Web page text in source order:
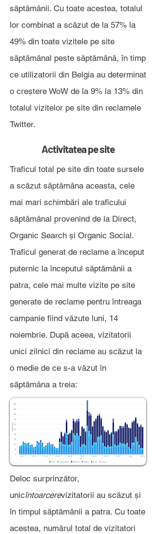
săptămânii. Cu toate acestea, totalul
lor combinat a scăzut de la 57% la
49% din toate vizitele pe site
săptămânal peste săptămână, în timp
ce utilizatorii din Belgia au determinat
o creștere WoW de la 9% la 13% din
totalul vizitelor pe site din reclamele
Twitter.
Activitatea pe site
Traficul total pe site din toate sursele
a scăzut săptămâna aceasta, cele
mai mari schimbări ale traficului
săptămânal provenind de la Direct,
Organic Search și Organic Social.
Traficul generat de reclame a început
puternic la începutul săptămânii a
patra, cele mai multe vizite pe site
generate de reclame pentru întreaga
campanie fiind văzute luni, 14
noiembrie. După aceea, vizitatorii
unici zilnici din reclame au scăzut la
o medie de ce s-a văzut în
săptămâna a treia:
Deloc surprinzător,
unicîntoarcerevizitatorii au scăzut și
în timpul săptămânii a patra. Cu toate
acestea, numărul total de vizitatori